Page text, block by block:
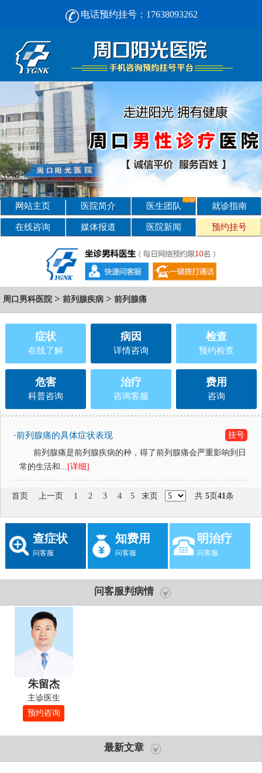
电话预约挂号：17638093262
周口男人看男科， [选对不选贵] 正规男科，看诊安心-周口阳光男科医院
网站主页 医院简介 医生团队 就诊指南
在线咨询 媒体报道 医院新闻 预约挂号
周口男科医院 > 前列腺疾病 > 前列腺痛
症状
在线了解
病因
详情咨询
检查
预约检查
危害
科普咨询
治疗
咨询客服
费用
咨询
·前列腺痛的具体症状表现
挂号
前列腺痛是前列腺疾病的种，得了前列腺痛会严重影响到日
常的生活和... [详细]
首页 上一页 1 2 3 4 5 末页 共 5页41条
查症状
问客服
知费用
问客服
明治疗
问客服
问客服判病情
朱留杰
主诊医生
预约咨询
最新文章